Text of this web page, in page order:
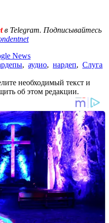
в Telegram. Подписывайтесь
News
, аудио, нардеп, Слуга
необходимый текст и
об этом редакции.